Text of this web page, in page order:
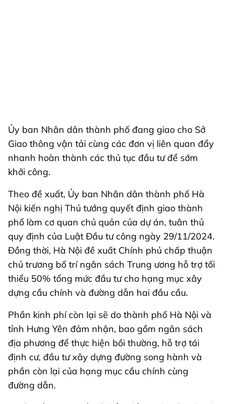
Ủy ban Nhân dân thành phố đang giao cho Sở
Giao thông vận tải cùng các đơn vị liên quan đẩy
nhanh hoàn thành các thủ tục đầu tư để sớm
khởi công.
Theo đề xuất, Ủy ban Nhân dân thành phố Hà
Nội kiến nghị Thủ tướng quyết định giao thành
phố làm cơ quan chủ quản của dự án, tuân thủ
quy định của Luật Đầu tư công ngày 29/11/2024.
Đồng thời, Hà Nội đề xuất Chính phủ chấp thuận
chủ trương bố trí ngân sách Trung ương hỗ trợ tối
thiểu 50% tổng mức đầu tư cho hạng mục xây
dựng cầu chính và đường dẫn hai đầu cầu.
Phần kinh phí còn lại sẽ do thành phố Hà Nội và
tỉnh Hưng Yên đảm nhận, bao gồm ngân sách
địa phương để thực hiện bồi thường, hỗ trợ tái
định cư, đầu tư xây dựng đường song hành và
phần còn lại của hạng mục cầu chính cùng
đường dẫn.